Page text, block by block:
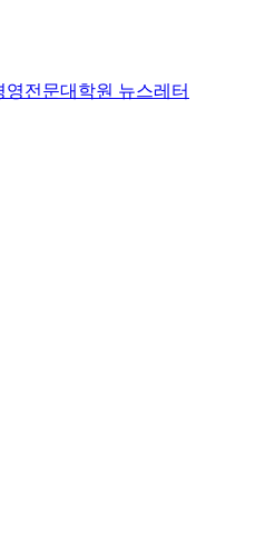
전문대학원 뉴스레터